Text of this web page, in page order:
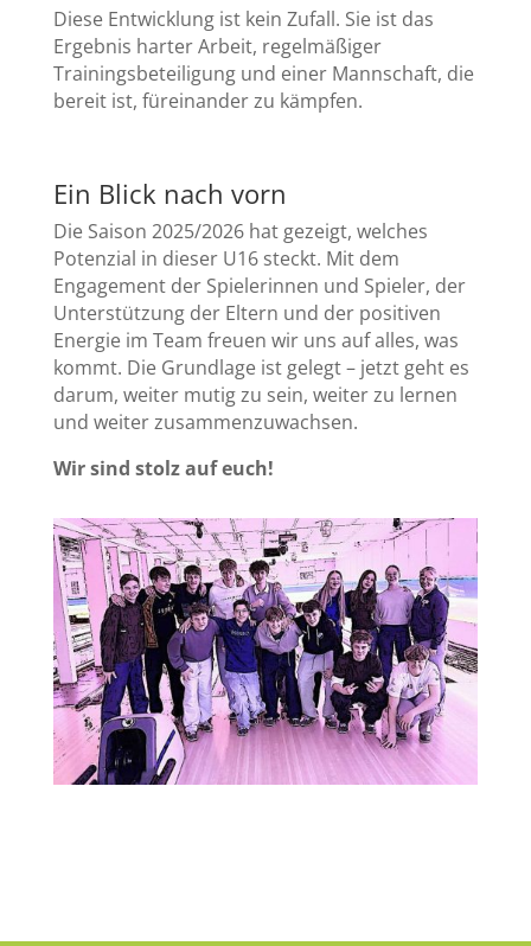
Diese Entwicklung ist kein Zufall. Sie ist das
Ergebnis harter Arbeit, regelmäßiger
Trainingsbeteiligung und einer Mannschaft, die
bereit ist, füreinander zu kämpfen.
Ein Blick nach vorn
Die Saison 2025/2026 hat gezeigt, welches
Potenzial in dieser U16 steckt. Mit dem
Engagement der Spielerinnen und Spieler, der
Unterstützung der Eltern und der positiven
Energie im Team freuen wir uns auf alles, was
kommt. Die Grundlage ist gelegt – jetzt geht es
darum, weiter mutig zu sein, weiter zu lernen
und weiter zusammenzuwachsen.
Wir sind stolz auf euch!